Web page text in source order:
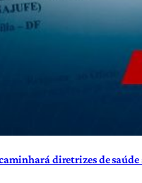
diretrizes de